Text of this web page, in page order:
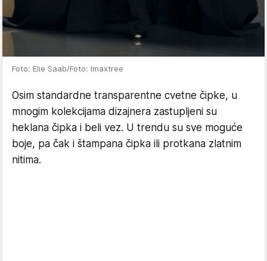
Foto: Elie Saab/Foto: Imaxtree
Osim standardne transparentne cvetne čipke, u
mnogim kolekcijama dizajnera zastupljeni su
heklana čipka i beli vez. U trendu su sve moguće
boje, pa čak i štampana čipka ili protkana zlatnim
nitima.